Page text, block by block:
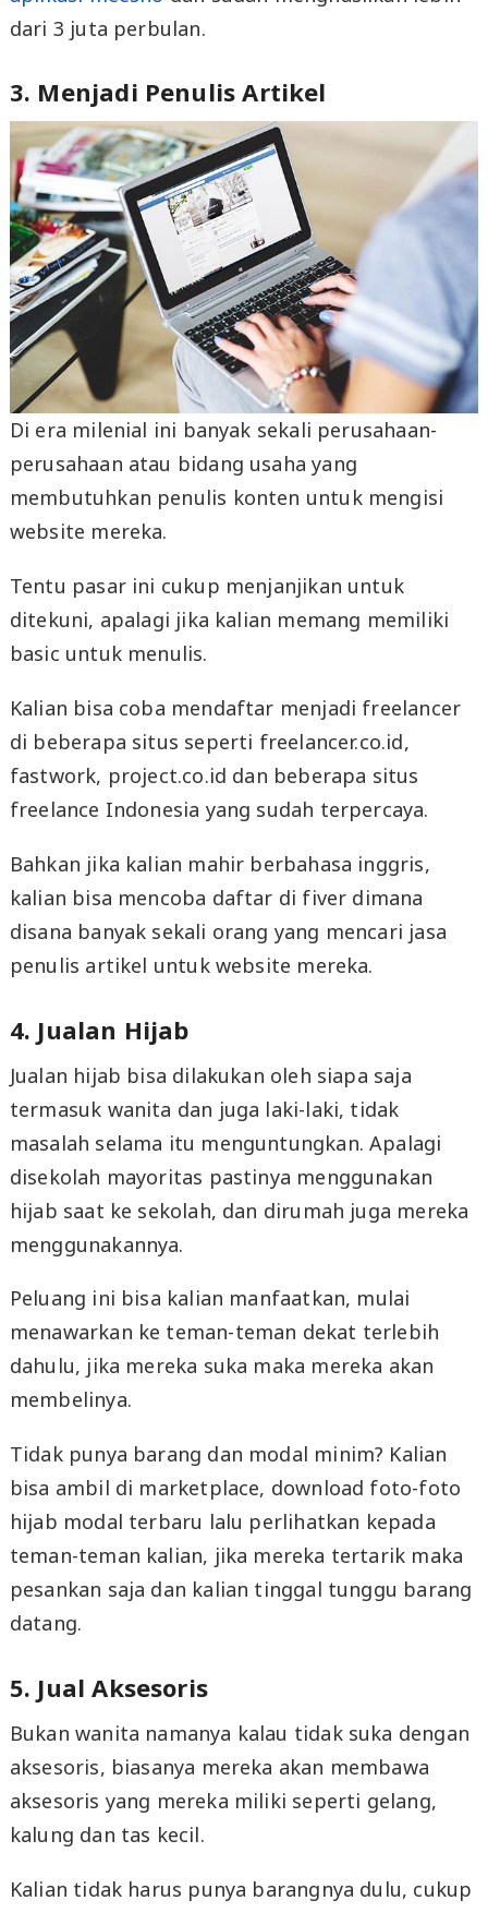
dari 3 juta perbulan.
3. Menjadi Penulis Artikel
Di era milenial ini banyak sekali perusahaan-
perusahaan atau bidang usaha yang
membutuhkan penulis konten untuk mengisi
website mereka.
Tentu pasar ini cukup menjanjikan untuk
ditekuni, apalagi jika kalian memang memiliki
basic untuk menulis.
Kalian bisa coba mendaftar menjadi freelancer
di beberapa situs seperti freelancer.co.id,
fastwork, project.co.id dan beberapa situs
freelance Indonesia yang sudah terpercaya.
Bahkan jika kalian mahir berbahasa inggris,
kalian bisa mencoba daftar di fiver dimana
disana banyak sekali orang yang mencari jasa
penulis artikel untuk website mereka.
4. Jualan Hijab
Jualan hijab bisa dilakukan oleh siapa saja
termasuk wanita dan juga laki-laki, tidak
masalah selama itu menguntungkan. Apalagi
disekolah mayoritas pastinya menggunakan
hijab saat ke sekolah, dan dirumah juga mereka
menggunakannya.
Peluang ini bisa kalian manfaatkan, mulai
menawarkan ke teman-teman dekat terlebih
dahulu, jika mereka suka maka mereka akan
membelinya.
Tidak punya barang dan modal minim? Kalian
bisa ambil di marketplace, download foto-foto
hijab modal terbaru lalu perlihatkan kepada
teman-teman kalian, jika mereka tertarik maka
pesankan saja dan kalian tinggal tunggu barang
datang.
5. Jual Aksesoris
Bukan wanita namanya kalau tidak suka dengan
aksesoris, biasanya mereka akan membawa
aksesoris yang mereka miliki seperti gelang,
kalung dan tas kecil.
Kalian tidak harus punya barangnya dulu, cukup